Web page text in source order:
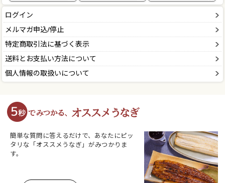
ログイン
メルマガ申込/停止
特定商取引法に基づく表示
送料とお支払い方法について
個人情報の取扱いについて
簡単な質問に答えるだけで、あなたにピッ
タリな「オススメうなぎ」がみつかりま
す。